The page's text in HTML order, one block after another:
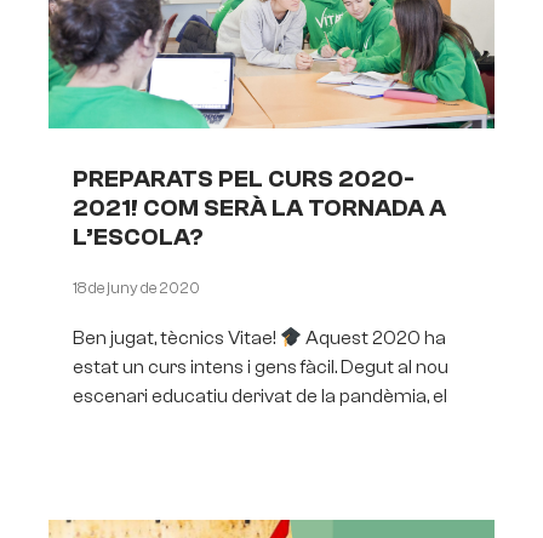
PREPARATS PEL CURS 2020-
2021! COM SERÀ LA TORNADA A
L’ESCOLA?
18 de juny de 2020
Ben jugat, tècnics Vitae!
Aquest 2020 ha
estat un curs intens i gens fàcil. Degut al nou
escenari educatiu derivat de la pandèmia, el